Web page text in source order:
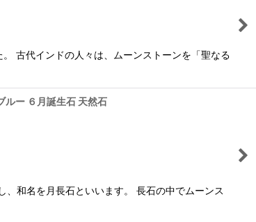
古代インドの人々は、ムーンストーンを「聖なる
ルー ６月誕生石 天然石
和名を月長石といいます。 長石の中でムーンス